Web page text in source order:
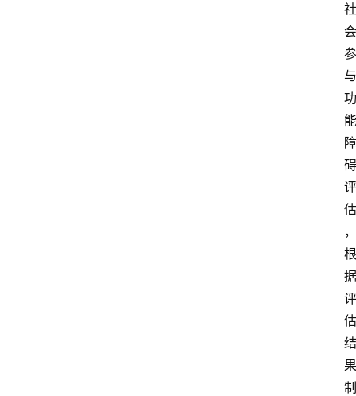
社
会
参
与
功
能
障
碍
评
估
，
根
据
评
估
结
果
制